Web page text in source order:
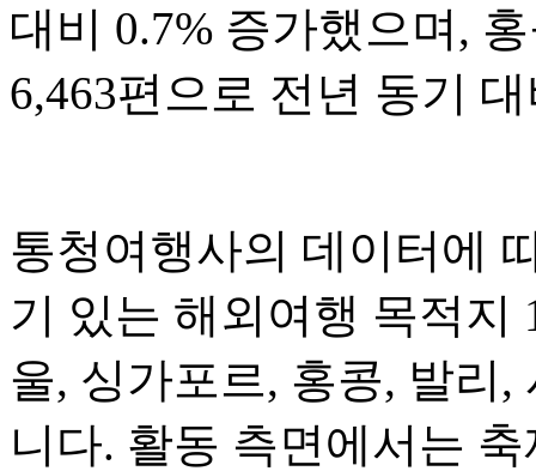
대비 0.7% 증가했으며,
6,463편으로 전년 동기
통청여행사의 데이터에
기 있는 해외여행 목적지
울, 싱가포르, 홍콩, 발리
니다. 활동 측면에서는